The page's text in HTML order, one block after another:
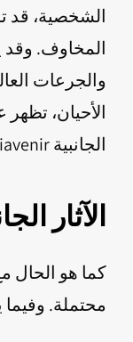
الشخصية، قد
المخاوف. وقد
والجرعات
الأحيان،
الجانبية la riavenir" أو "riavenir la side effects".
الآثار
كما هو الحال
محتملة. وفيما